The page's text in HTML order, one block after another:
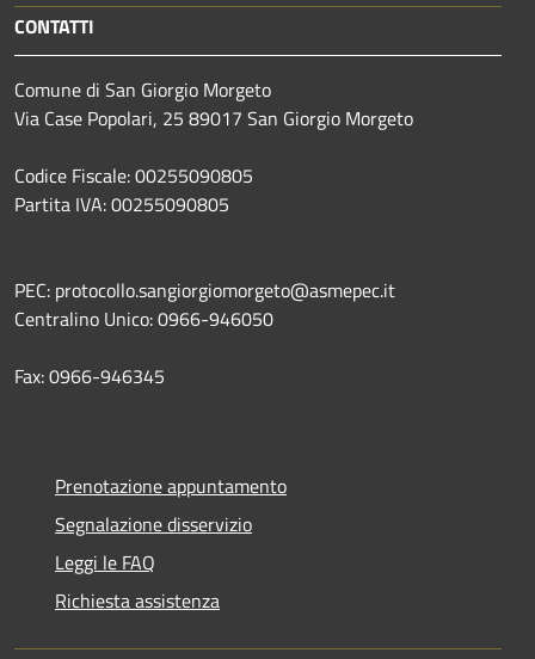
CONTATTI
Comune di San Giorgio Morgeto
Via Case Popolari, 25 89017 San Giorgio Morgeto
Codice Fiscale: 00255090805
Partita IVA: 00255090805
PEC: protocollo.sangiorgiomorgeto@asmepec.it
Centralino Unico: 0966-946050
Fax: 0966-946345
Prenotazione appuntamento
Segnalazione disservizio
Leggi le FAQ
Richiesta assistenza